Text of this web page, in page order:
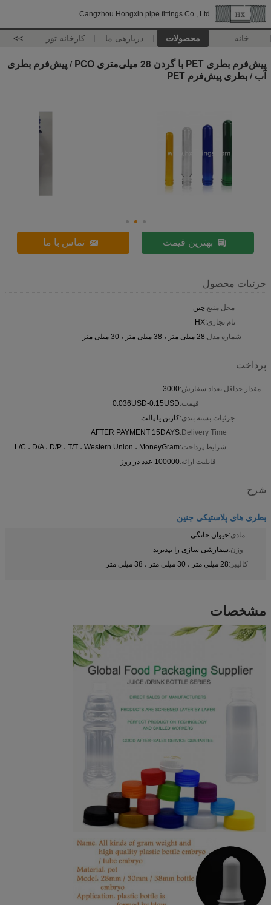
Cangzhou Hongxin pipe fittings Co., Ltd.
خانه محصولات دربارهی ما کارخانه تور >>
پیش‌فرم بطری PET با گردن 28 میلی‌متری PCO / پیش‌فرم بطری
آب / بطری پیش‌فرم PET
بهترین قیمت تماس با ما
جزئیات محصول
محل منبع:چین
نام تجاری:HX
شماره مدل:28 میلی متر ، 38 میلی متر ، 30 میلی متر
پرداخت
مقدار حداقل تعداد سفارش:3000
قیمت:0.036USD-0.15USD
جزئیات بسته بندی:کارتن یا پالت
Delivery Time:
AFTER PAYMENT 15DAYS
شرایط پرداخت:L/C ، D/A ، D/P ، T/T ، Western Union ، MoneyGram
قابلیت ارائه:100000 عدد در روز
شرح
بطری های پلاستیکی جنین
مادی:حیوان خانگی
وزن:سفارشی سازی را بپذیرید
کالیبر:28 میلی متر ، 30 میلی متر ، 38 میلی متر
مشخصات